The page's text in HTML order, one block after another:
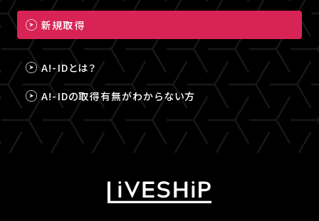
新規取得
A!-IDとは？
A!-IDの取得有無がわからない方